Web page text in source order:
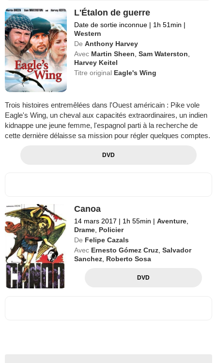
L'Étalon de guerre
Date de sortie inconnue | 1h 51min |
Western
De Anthony Harvey
Avec Martin Sheen ,Sam Waterston
Harvey Keitel
Titre original Eagle's Wing
Trois histoires entremêlées dans l'Ouest américain : Pike vole
Eagle's Wing, un cheval aux capacités extraordinaires, un indien
kidnappe une jeune femme, l'espagnol parti à la recherche de
cette dernière délaisse sa mission pour régler quelques comptes.
DVD
Canoa
14 mars 2017 | 1h 55min | Aventure
Drame Policier
De Felipe Cazals
Avec Ernesto Gómez Cruz ,Salvador
Sanchez Roberto Sosa
DVD